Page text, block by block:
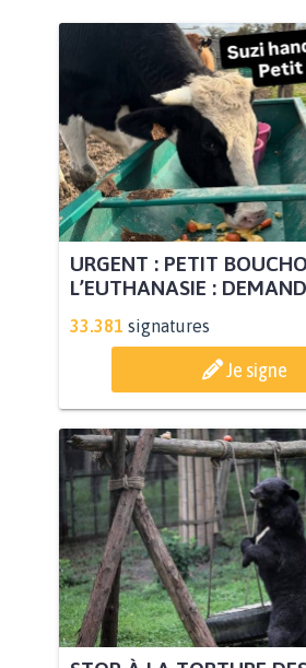
URGENT : PETIT
L’EUTHANASIE :
33.381 signatures
Je signe